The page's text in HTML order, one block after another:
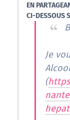
EN
CI-DESSOUS
Je
(